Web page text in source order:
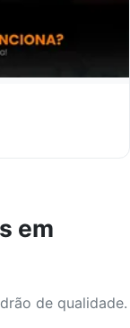
em
de qualidade.